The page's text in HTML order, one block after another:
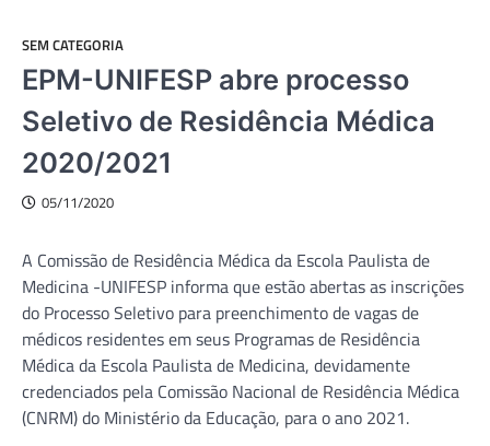
SEM CATEGORIA
EPM-UNIFESP abre processo
Seletivo de Residência Médica
2020/2021
05/11/2020
A Comissão de Residência Médica da Escola Paulista de
Medicina -UNIFESP informa que estão abertas as inscrições
do Processo Seletivo para preenchimento de vagas de
médicos residentes em seus Programas de Residência
Médica da Escola Paulista de Medicina, devidamente
credenciados pela Comissão Nacional de Residência Médica
(CNRM) do Ministério da Educação, para o ano 2021.